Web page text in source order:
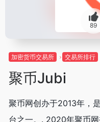
89
加密货币交易所 交易所排行
聚币Jubi
聚币网创办于2013年，
台之一。. 2020年聚币